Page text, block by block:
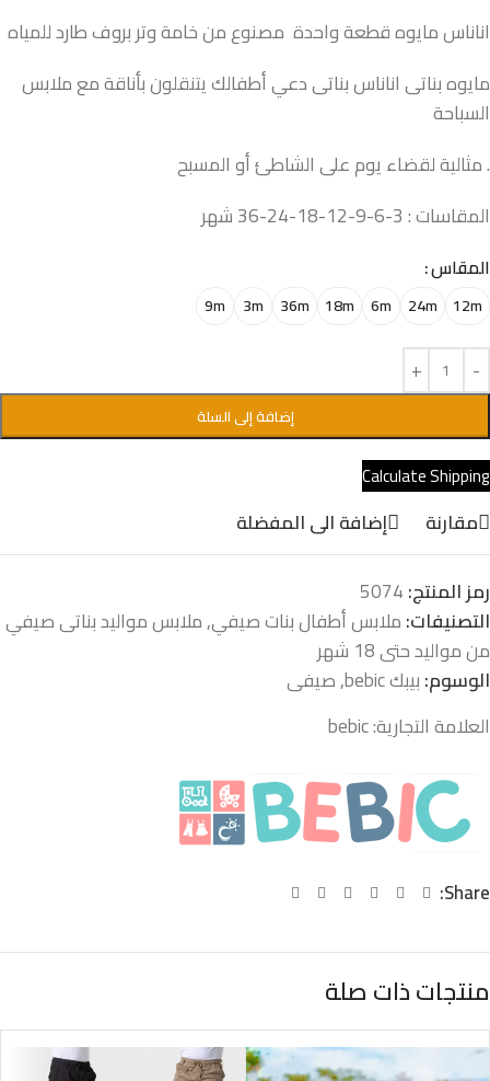
اناناس مايوه قطعة واحدة مصنوع من خامة وتر بروف طارد للمياه
مايوه بناتى اناناس بناتى دعي أطفالك يتنقلون بأناقة مع ملابس
السباحة
. مثالية لقضاء يوم على الشاطئ أو المسبح
المقاسات : 3-6-9-12-18-24-36 شهر
المقاس
12m
24m
6m
18m
36m
3m
9m
إضافة إلى السلة
Calculate Shipping
مقارنة
إضافة الى المفضلة
رمز المنتج:5074
التصنيفات:ملابس أطفال بنات صيفي,ملابس مواليد بناتى صيفي
من مواليد حتى 18 شهر
الوسوم:بيبك bebic ,صيفى
العلامة التجارية:bebic
Share:
منتجات ذات صلة